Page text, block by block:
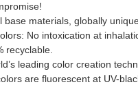
materials, globally
No intoxication at
recyclable.
leading color creation
are fluorescent at UV-